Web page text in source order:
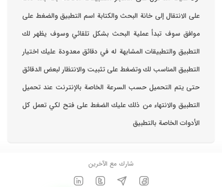
على الانتقال إلى خانة البحث والكتابة اسم التطبيق والضغط على
موافق ‏سوف تبدأ عملية البحث بشكل تلقائي وسوف يظهر لك
التطبيق والتطبيقات المشابهة له في دقائق معدودة ‏عليك اختيار
التطبيق المناسب لك وتضغط على تثبيت والانتظار لبعض الدقائق
حتى يتم التحميل حسب السرعة الخاصة بالإنترنت ‏عند تحميل
التطبيق والانتهاء من ذلك عليك الضغط على فتح لكي تعمل كل
الأدوات الخاصة بالتطبيق
شارك مع الآخرين